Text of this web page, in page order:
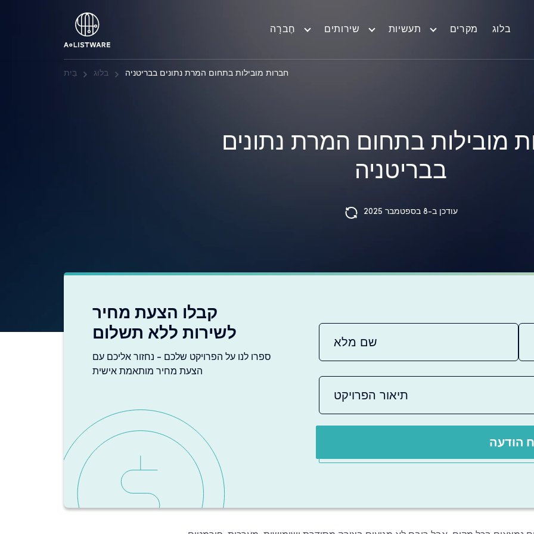
חֶברָה שירותים תעשיות מקרים בלוג
בַּיִת בלוג חברות מובילות בתחום המרת נתונים בבריטניה
מובילות בתחום המרת נתונים
בבריטניה
עודכן ב-8 בספטמבר 2025
קבלו הצעת מחיר
לשירות ללא תשלום
ספרו לנו על הפרויקט שלכם - נחזור אליכם עם
הצעת מחיר מותאמת אישית
הודעה